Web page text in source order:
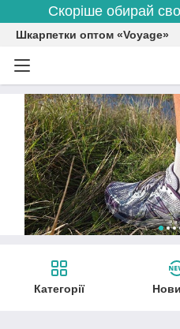
Скоріше обирай
Шкарпетки оптом «Voyage»
Категорії